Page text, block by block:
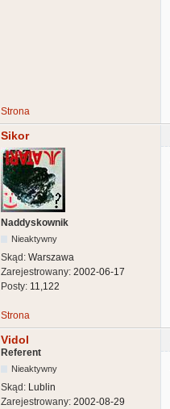
Strona
Sikor
Naddyskownik
Nieaktywny
Skąd: Warszawa
Zarejestrowany: 2002-06-17
Posty: 11,122
Strona
Vidol
Referent
Nieaktywny
Skąd: Lublin
Zarejestrowany: 2002-08-29